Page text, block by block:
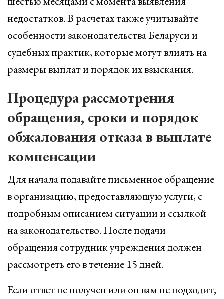
недостатков. В расчетах также учитывайте
особенности законодательства Беларуси и
судебных практик, которые могут влиять на
размеры выплат и порядок их взыскания.
Процедура рассмотрения
обращения, сроки и порядок
обжалования отказа в выплате
компенсации
Для начала подавайте письменное обращение
в организацию, предоставляющую услуги, с
подробным описанием ситуации и ссылкой
на законодательство. После подачи
обращения сотрудник учреждения должен
рассмотреть его в течение 15 дней.
Если ответ не получен или он вам не подходит,